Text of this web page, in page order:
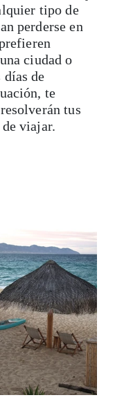
tipo de
perderse en
ciudad o
días de
te
tus
viajar.